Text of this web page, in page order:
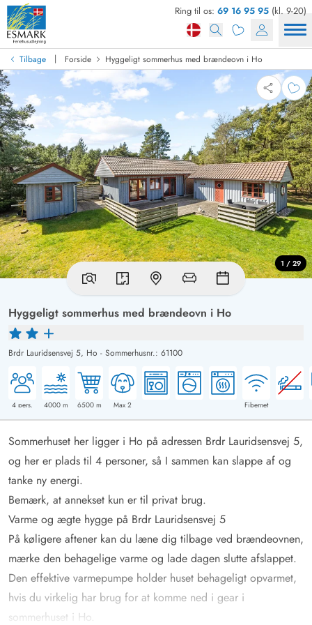
Ring til os: 69 16 95 95 (kl. 9-20)
Tilbage | Forside Hyggeligt sommerhus med brændeovn i Ho
Hyggeligt sommerhus med brændeovn i Ho
Brdr Lauridsensvej 5, Ho - Sommerhusnr.: 61100
4 pers. 4000m 6500m Max 2 Fibernet
1 / 29
Sommerhuset her ligger i Ho på adressen Brdr Lauridsensvej 5,
og her er plads til 4 personer, så I sammen kan slappe af og
tanke ny energi.
Bemærk, at annekset kun er til privat brug.
Varme og ægte hygge på Brdr Lauridsensvej 5
På køligere aftener kan du læne dig tilbage ved brændeovnen,
mærke den behagelige varme og lade dagen slutte afslappet.
Den effektive varmepumpe holder huset behageligt opvarmet,
hvis du virkelig har brug for at komme ned i gear i
sommerhuset i Ho.